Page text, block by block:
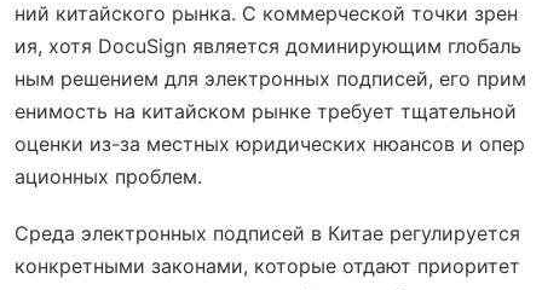
ний китайского рынка. С коммерческой точки зрен
ия, хотя DocuSign является доминирующим глобаль
ным решением для электронных подписей, его прим
енимость на китайском рынке требует тщательной
оценки из-за местных юридических нюансов и опер
ационных проблем.
Среда электронных подписей в Китае регулируется
конкретными законами, которые отдают приоритет